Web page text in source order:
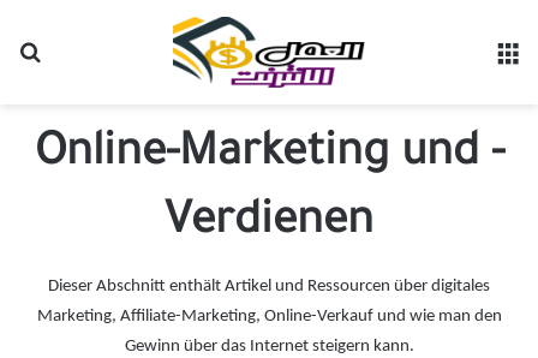
Online-Marketing und -
Verdienen
Dieser Abschnitt enthält Artikel und Ressourcen über digitales
Marketing, Affiliate-Marketing, Online-Verkauf und wie man den
Gewinn über das Internet steigern kann.